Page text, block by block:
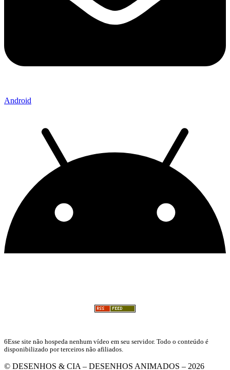
Android
6Esse site não hospeda nenhum vídeo em seu servidor. Todo o conteúdo é
disponibilizado por terceiros não afiliados.
© DESENHOS & CIA – DESENHOS ANIMADOS – 2026